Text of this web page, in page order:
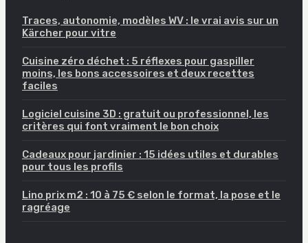
Traces, autonomie, modèles WV : le vrai avis sur un
Kärcher pour vitre
Cuisine zéro déchet : 5 réflexes pour gaspiller
moins, les bons accessoires et deux recettes
faciles
Logiciel cuisine 3D : gratuit ou professionnel, les
critères qui font vraiment le bon choix
Cadeaux pour jardinier : 15 idées utiles et durables
pour tous les profils
Lino prix m2 : 10 à 75 € selon le format, la pose et le
ragréage